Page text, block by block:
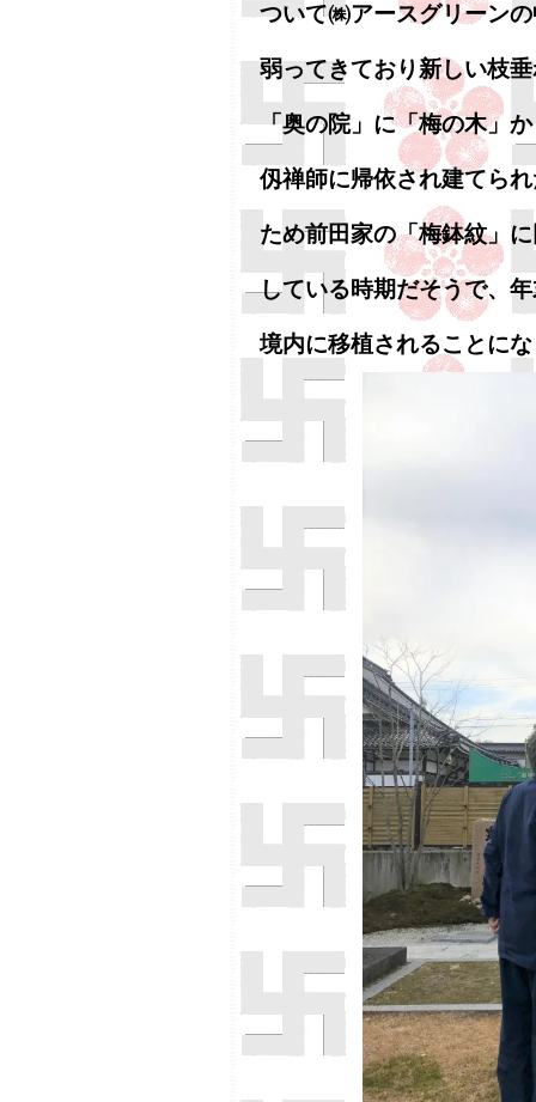
ついて㈱アースグリーン
弱ってきており新しい枝
「奥の院」に「梅の木」
仭禅師に帰依され建てら
ため前田家の「梅鉢紋」
している時期だそうで、
境内に移植されることに